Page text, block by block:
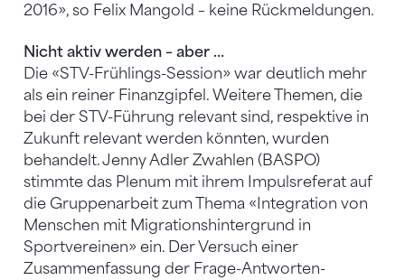
2016», so Felix Mangold – keine Rückmeldungen.
Nicht aktiv werden – aber …
Die «STV-Frühlings-Session» war deutlich mehr
als ein reiner Finanzgipfel. Weitere Themen, die
bei der STV-Führung relevant sind, respektive in
Zukunft relevant werden könnten, wurden
behandelt. Jenny Adler Zwahlen (BASPO)
stimmte das Plenum mit ihrem Impulsreferat auf
die Gruppenarbeit zum Thema «Integration von
Menschen mit Migrationshintergrund in
Sportvereinen» ein. Der Versuch einer
Zusammenfassung der Frage-Antworten-